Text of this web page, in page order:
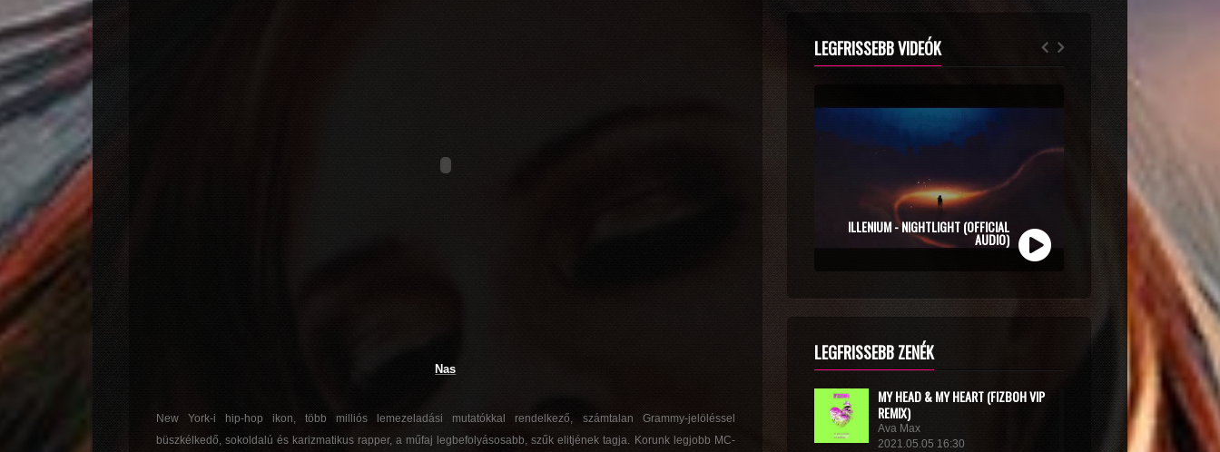
Nas
New York-i hip-hop ikon, több milliós lemezeladási mutatókkal rendelkező, számtalan Grammy-jelöléssel
büszkélkedő, sokoldalú és karizmatikus rapper, a műfaj legbefolyásosabb, szűk elitjének tagja. Korunk legjobb MC-
LEGFRISSEBB VIDEÓK
ZOLI VEKONY X CALIDORA - MINDIG NYÁR
(OFFICIAL MUSIC VIDEO)
LEGFRISSEBB ZENÉK
MY HEAD & MY HEART (FIZBOH VIP
REMIX)
Ava Max
2021.05.05 16:30